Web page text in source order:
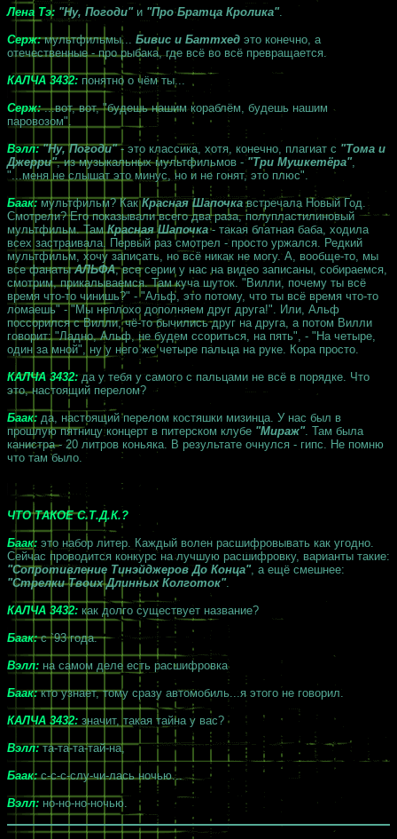
Лена Тэ: "Ну, Погоди"и "Про Братца Кролика".
Серж: мультфильмы... Бивис и Баттхед это конечно, а
отечественные - про рыбака, где всё во всё превращается.
КАЛЧА 3432: понятно о чём ты...
Серж: ...вот, вот, "будешь нашим кораблём, будешь нашим
паровозом".
Вэлл: "Ну, Погоди"- это классика, хотя, конечно, плагиат с "Тома и
Джерри", из музыкальных мультфильмов - "Три Мушкетёра",
"...меня не слышат это минус, но и не гонят, это плюс".
Баак:мультфильм? КакКрасная Шапочка встречала Новый Год.
Смотрели? Его показывали всего два раза, полупластилиновый
мультфильм. ТамКрасная Шапочка- такая блатная баба, ходила
всех застраивала. Первый раз смотрел - просто уржался. Редкий
мультфильм, хочу записать, но всё никак не могу. А, вообще-то, мы
все фанатыАЛЬФА, все серии у нас на видео записаны, собираемся,
смотрим, прикалываемся. Там куча шуток. "Вилли, почему ты всё
время что-то чинишь?" - "Альф, это потому, что ты всё время что-то
ломаешь" - "Мы неплохо дополняем друг друга!". Или, Альф
поссорился с Вилли, чё-то бычились друг на друга, а потом Вилли
говорит: "Ладно, Альф, не будем ссориться, на пять", - "На четыре,
один за мной", ну у него же четыре пальца на руке. Кора просто.
КАЛЧА 3432: да у тебя у самого с пальцами не всё в порядке. Что
это, настоящий перелом?
Баак: да, настоящий перелом костяшки мизинца. У нас был в
прошлую пятницу концерт в питерском клубе "Мираж". Там была
канистра - 20 литров коньяка. В результате очнулся - гипс. Не помню
что там было.
ЧТО ТАКОЕ С.Т.Д.К.?
Баак: это набор литер. Каждый волен расшифровывать как угодно.
Сейчас проводится конкурс на лучшую расшифровку, варианты такие:
"Сопротивление Тинэйджеров До Конца", а ещё смешнее:
"Стрелки Твоих Длинных Колготок".
КАЛЧА 3432: как долго существует название?
Баак: с `93 года.
Вэлл: на самом деле есть расшифровка
Баак: кто узнает, тому сразу автомобиль...я этого не говорил.
КАЛЧА 3432: значит, такая тайна у вас?
Вэлл:та-та-та-тай-на,
Баак:с-с-с-слу-чи-лась ночью...
Вэлл: но-но-но-ночью.